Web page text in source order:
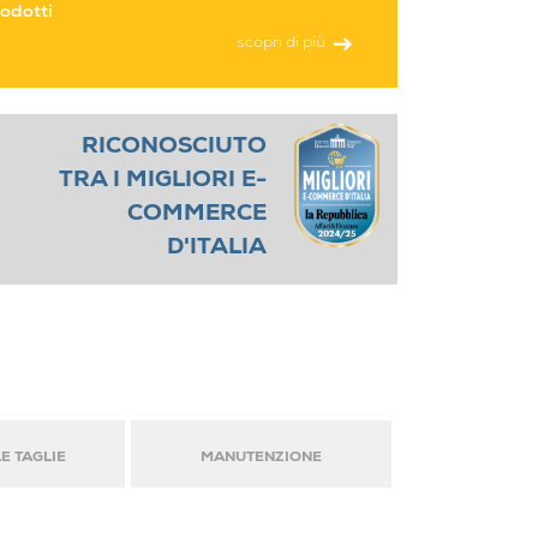
scopri di più
RICONOSCIUTO
TRA I MIGLIORI E-
COMMERCE
D'ITALIA
TAGLIE MANUTENZIONE